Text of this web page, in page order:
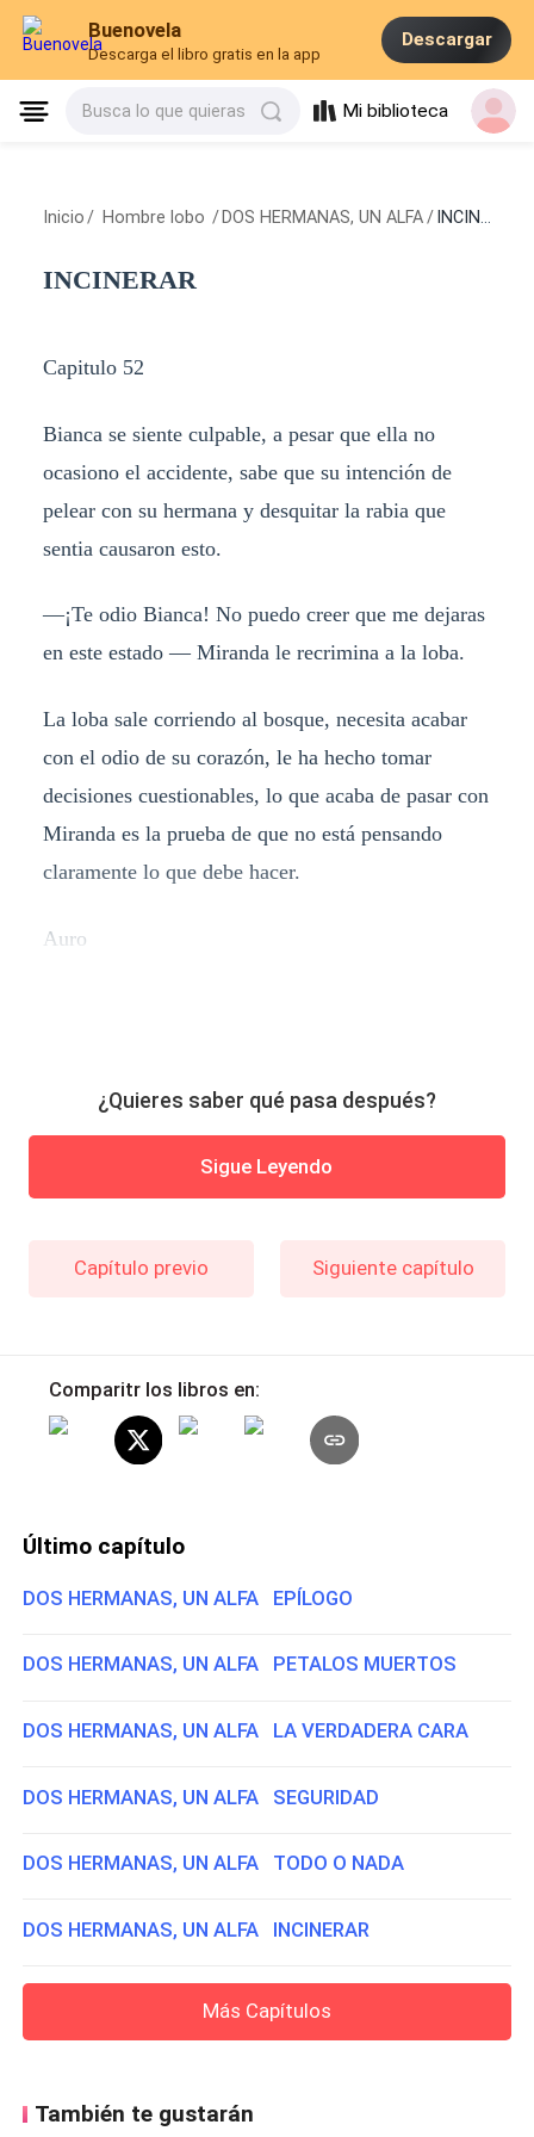
Buenovela
Descarga el libro gratis en la app
Descargar
Busca lo que quieras Mi biblioteca
Inicio / Hombre lobo / DOS HERMANAS, UN ALFA / INCINERAR
INCINERAR
Capitulo 52
Bianca se siente culpable, a pesar que ella no
ocasiono el accidente, sabe que su intención de
pelear con su hermana y desquitar la rabia que
sentia causaron esto.
—¡Te odio Bianca! No puedo creer que me dejaras
en este estado — Miranda le recrimina a la loba.
La loba sale corriendo al bosque, necesita acabar
con el odio de su corazón, le ha hecho tomar
decisiones cuestionables, lo que acaba de pasar con
Miranda es la prueba de que no está pensando
claramente lo que debe hacer.
Auro
¿Quieres saber qué pasa después?
Sigue Leyendo
Capítulo previo Siguiente capítulo
Comparitr los libros en:
Último capítulo
DOS HERMANAS, UN ALFA EPÍLOGO
DOS HERMANAS, UN ALFA PETALOS MUERTOS
DOS HERMANAS, UN ALFA LA VERDADERA CARA
DOS HERMANAS, UN ALFA SEGURIDAD
DOS HERMANAS, UN ALFA TODO O NADA
DOS HERMANAS, UN ALFA INCINERAR
Más Capítulos
También te gustarán